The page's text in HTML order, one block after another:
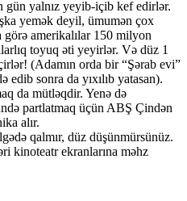
gün yalnız yeyib-içib kef edirlər.
yemək deyil, ümumən çox
amerikalılar 150 milyon
toyuq əti yeyirlər. Və düz 1
(Adamın orda bir “Şərab evi”
edib sonra da yıxılıb yatasan).
da mütləqdir. Yenə də
partlatmaq üçün ABŞ Çindən
alır.
qalmır, düz düşünmürsünüz.
kinoteatr ekranlarına məhz